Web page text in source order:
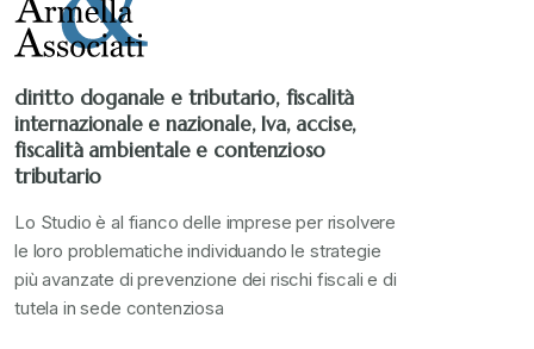
diritto doganale e tributario, fiscalità
internazionale e nazionale, Iva, accise,
fiscalità ambientale e contenzioso
tributario
Lo Studio è al fianco delle imprese per risolvere
le loro problematiche individuando le strategie
più avanzate di prevenzione dei rischi fiscali e di
tutela in sede contenziosa